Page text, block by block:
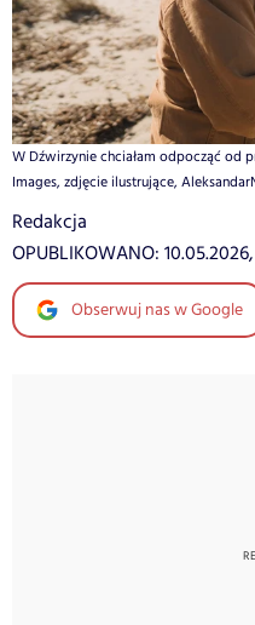
W Dźwirzynie chciałam odpocząć od
Images, zdjęcie ilustrujące,
Redakcja
OPUBLIKOWANO:
Obserwuj nas w Google